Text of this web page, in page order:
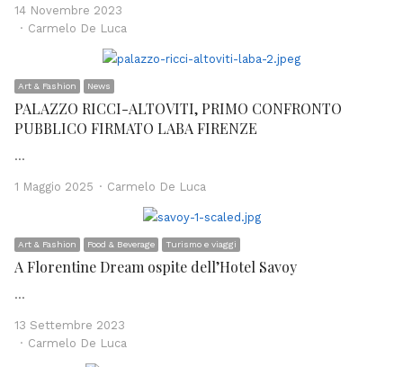
14 Novembre 2023
Author
Carmelo De Luca
Art & Fashion News
PALAZZO RICCI-ALTOVITI, PRIMO CONFRONTO
PUBBLICO FIRMATO LABA FIRENZE
…
1 Maggio 2025 Author
Carmelo De Luca
Art & Fashion Food & Beverage Turismo e viaggi
A Florentine Dream ospite dell’Hotel Savoy
…
13 Settembre 2023
Author
Carmelo De Luca